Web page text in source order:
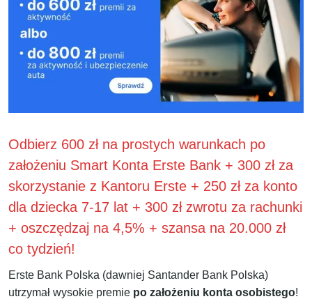
Odbierz 600 zł na prostych warunkach po
założeniu Smart Konta Erste Bank + 300 zł za
skorzystanie z Kantoru Erste + 250 zł za konto
dla dziecka 7-17 lat + 300 zł zwrotu za rachunki
+ oszczędzaj na 4,5% + szansa na 20.000 zł
co tydzień!
Erste Bank Polska (dawniej Santander Bank Polska)
utrzymał wysokie premie po założeniu konta osobistego!